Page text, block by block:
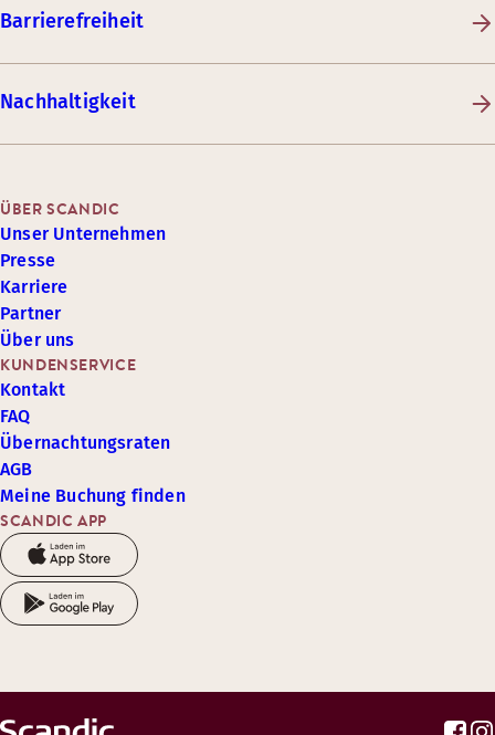
Barrierefreiheit
Nachhaltigkeit
SCANDIC APP
KUNDENSERVICE
Kontakt
FAQ
Übernachtungsraten
AGB
Meine Buchung finden
ÜBER SCANDIC
Unser Unternehmen
Presse
Karriere
Partner
Über uns